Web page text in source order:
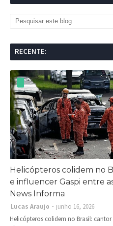
RECENTE:
Helicópteros colidem no
e influencer Gaspi entre
News Informa
Lucas Araujo
junho 16, 2026
Helicópteros colidem no Brasil: cantor